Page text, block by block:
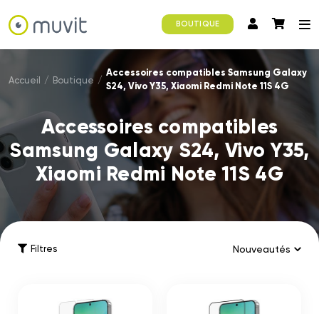
BOUTIQUE
Accueil / Boutique /
Accessoires compatibles Samsung Galaxy
S24, Vivo Y35, Xiaomi Redmi Note 11S 4G
Accessoires compatibles
Samsung Galaxy S24, Vivo Y35,
Xiaomi Redmi Note 11S 4G
Filtres